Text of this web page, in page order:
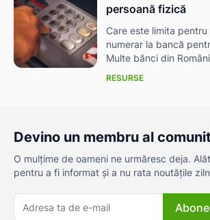
persoană fizică
Care este limita
numerar la bancă
Multe bănci din
RESURSE
Devino un membru al
O mulțime de oameni ne urmăresc deja.
pentru a fi informat și a nu rata noutățile